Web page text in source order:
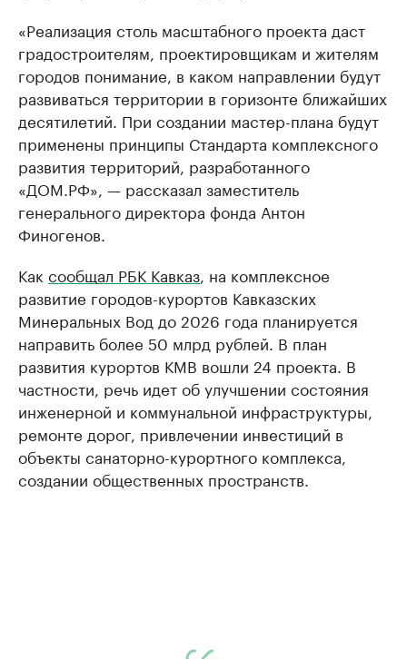
«Реализация столь масштабного проекта даст
градостроителям, проектировщикам и жителям
городов понимание, в каком направлении будут
развиваться территории в горизонте ближайших
десятилетий. При создании мастер-плана будут
применены принципы Стандарта комплексного
развития территорий, разработанного
«ДОМ.РФ», — рассказал заместитель
генерального директора фонда Антон
Финогенов.
Как сообщал РБК Кавказ , на комплексное
развитие городов-курортов Кавказских
Минеральных Вод до 2026 года планируется
направить более 50 млрд рублей. В план
развития курортов КМВ вошли 24 проекта. В
частности, речь идет об улучшении состояния
инженерной и коммунальной инфраструктуры,
ремонте дорог, привлечении инвестиций в
объекты санаторно-курортного комплекса,
создании общественных пространств.